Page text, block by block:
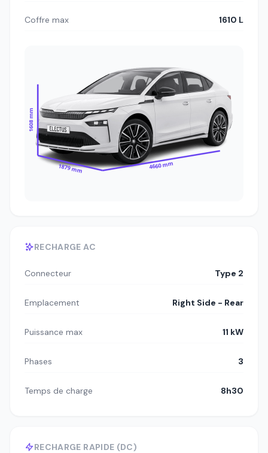
Coffre max 1610 L
1608 mm
1879 mm 4660 mm
RECHARGE AC
Connecteur Type 2
Emplacement Right Side - Rear
Puissance max 11 kW
Phases 3
Temps de charge 8h30
RECHARGE RAPIDE (DC)